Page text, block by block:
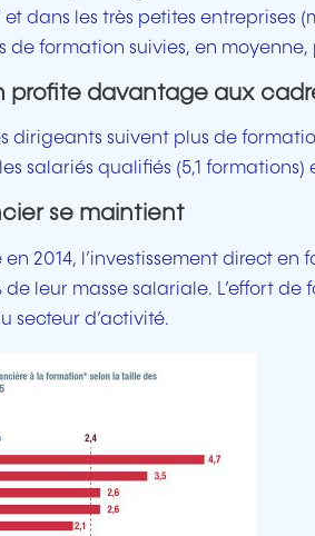
dans les très petites entreprises
de formation suivies, en
profite davantage aux
dirigeants suivent plus de
salariés qualifiés (5,1
se maintient
en 2014, l’investissement direct
de leur masse salariale. L’effort
secteur d’activité.